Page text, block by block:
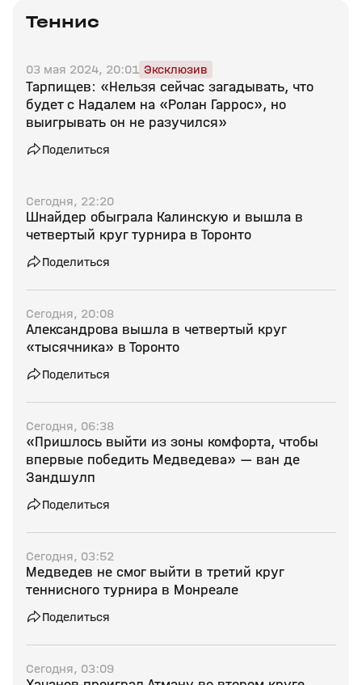
Теннис
03 мая 2024, 20:01 Эксклюзив
Тарпищев: «Нельзя сейчас загадывать, что
будет с Надалем на «Ролан Гаррос», но
выигрывать он не разучился»
Поделиться
Сегодня, 22:20
Шнайдер обыграла Калинскую и вышла в
четвертый круг турнира в Торонто
Поделиться
Сегодня, 20:08
Александрова вышла в четвертый круг
«тысячника» в Торонто
Поделиться
Сегодня, 06:38
«Пришлось выйти из зоны комфорта, чтобы
впервые победить Медведева» — ван де
Зандшулп
Поделиться
Сегодня, 03:52
Медведев не смог выйти в третий круг
теннисного турнира в Монреале
Поделиться
Сегодня, 03:09